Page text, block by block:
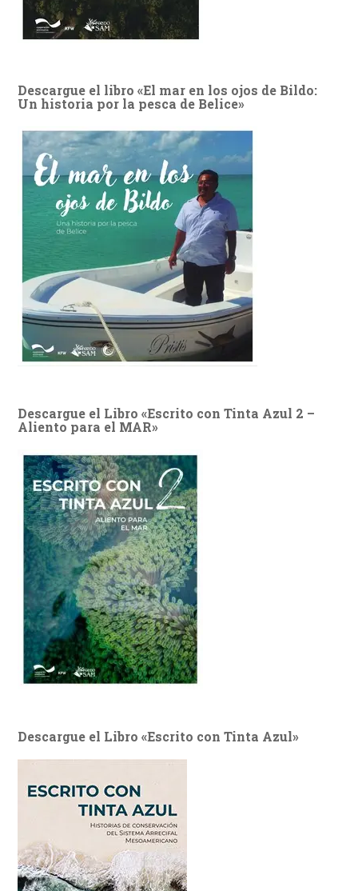
Descargue el libro «El mar en los ojos de Bildo:
Un historia por la pesca de Belice»
Descargue el Libro «Escrito con Tinta Azul 2 –
Aliento para el MAR»
Descargue el Libro «Escrito con Tinta Azul»